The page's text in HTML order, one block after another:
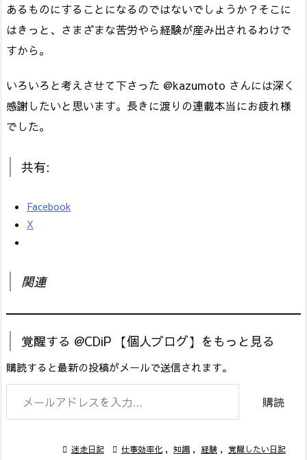
あるものにすることになるのではないでしょうか？そこに
はきっと、さまざまな苦労やら経験が産み出されるわけで
すから。
いろいろと考えさせて下さった @kazumoto さんには深く
感謝したいと思います。長きに渡りの連載本当にお疲れ様
でした。
共有:
Facebook
X
関連
覚醒する @CDiP 【個人ブログ】をもっと見る
購読すると最新の投稿がメールで送信されます。
メールアドレスを入力...
購読
 迷走日記  仕事効率化 , 知識 , 経験 , 覚醒したい日記